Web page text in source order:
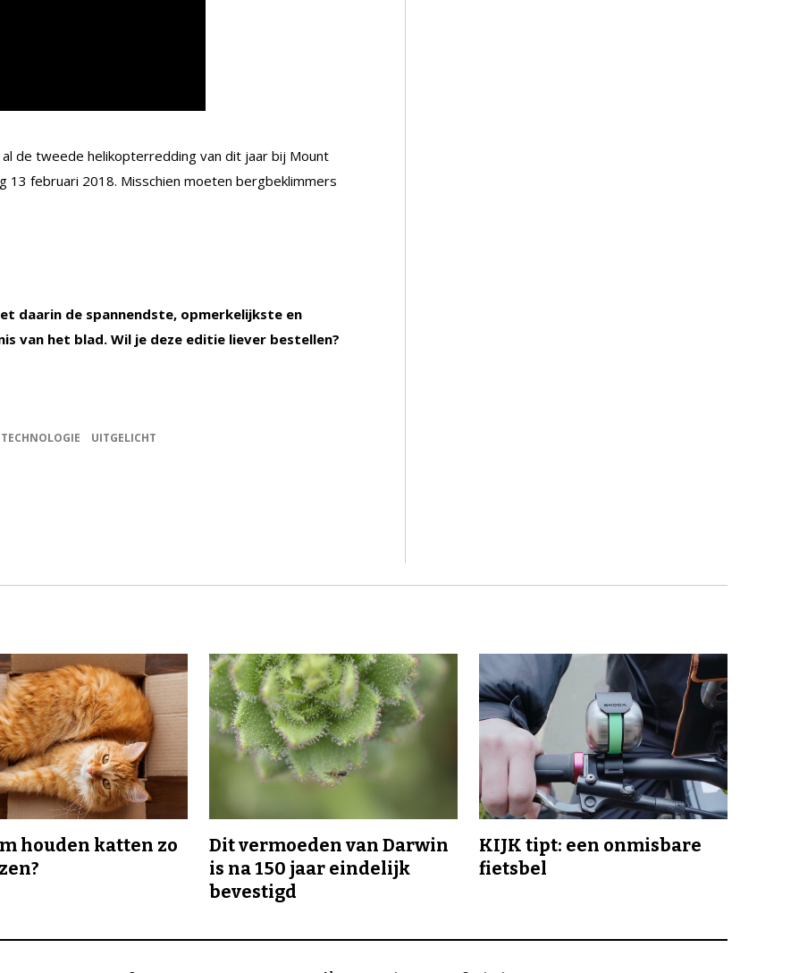
de tweede helikopterredding van dit jaar bij Mount
februari 2018. Misschien moeten bergbeklimmers
daarin de spannendste, opmerkelijkste en
van het blad. Wil je deze editie liever bestellen?
TECHNOLOGIE UITGELICHT
houden katten zo
Dit vermoeden van Darwin
is na 150 jaar eindelijk
bevestigd
KIJK tipt: een onmisbare
fietsbel